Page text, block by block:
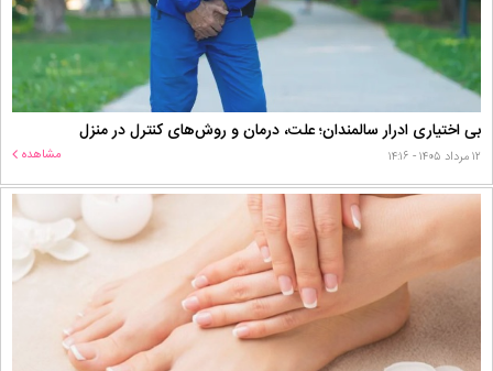
بی اختیاری ادرار سالمندان؛ علت، درمان و روش‌های کنترل در منزل
۱۲ مرداد ۱۴۰۵ - ۱۴:۱۶ مشاهده